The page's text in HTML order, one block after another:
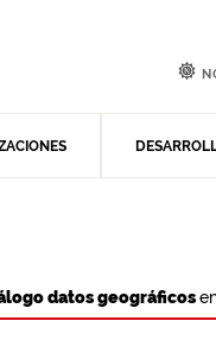
datos geográficos